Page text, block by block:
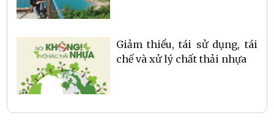
Giảm thiểu, tái sử dụng, tái
chế và xử lý chất thải nhựa